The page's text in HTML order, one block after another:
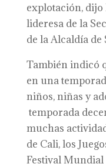
explotación,
lideresa de la
de la Alcaldía de
También indicó
en una
niños, niñas y
temporada
muchas
de Cali, los
Festival Mundial